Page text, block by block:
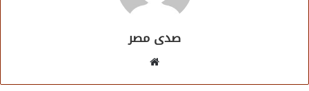
صدى مصر